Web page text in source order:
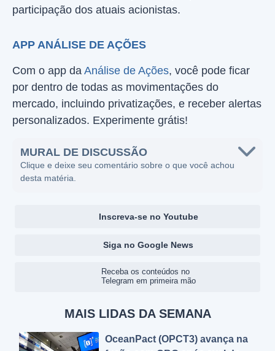
participação dos atuais acionistas.
APP ANÁLISE DE AÇÕES
Com o app da Análise de Ações, você pode ficar
por dentro de todas as movimentações do
mercado, incluindo privatizações, e receber alertas
personalizados. Experimente grátis!
MURAL DE DISCUSSÃO
Clique e deixe seu comentário sobre o que você achou
desta matéria.
Inscreva-se no Youtube
Siga no Google News
Receba os conteúdos no
Telegram em primeira mão
MAIS LIDAS DA SEMANA
OceanPact (OPCT3) avança na